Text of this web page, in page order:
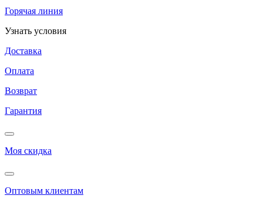
Горячая линия
Узнать условия
Доставка
Оплата
Возврат
Гарантия
Моя скидка
Оптовым клиентам